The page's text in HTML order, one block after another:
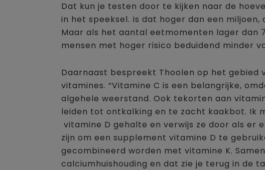
Dat kun je testen door te kijken naar de
in het speeksel. Is dat hoger dan een miljoen,
Maar als het aantal eetmomenten lager dan
mensen met hoger risico beduidend minder
Daarnaast bespreekt Thoolen op het gebied
vitamines. “Vitamine C is een belangrijke,
algehele weerstand. Ook tekorten aan
leiden tot ontkalking en te zacht kaakbot. Ik
vitamine D gehalte en verwijs ze door als er
zijn om een supplement vitamine D te
gecombineerd worden met vitamine K.
calciumhuishouding en dat zie je terug in de